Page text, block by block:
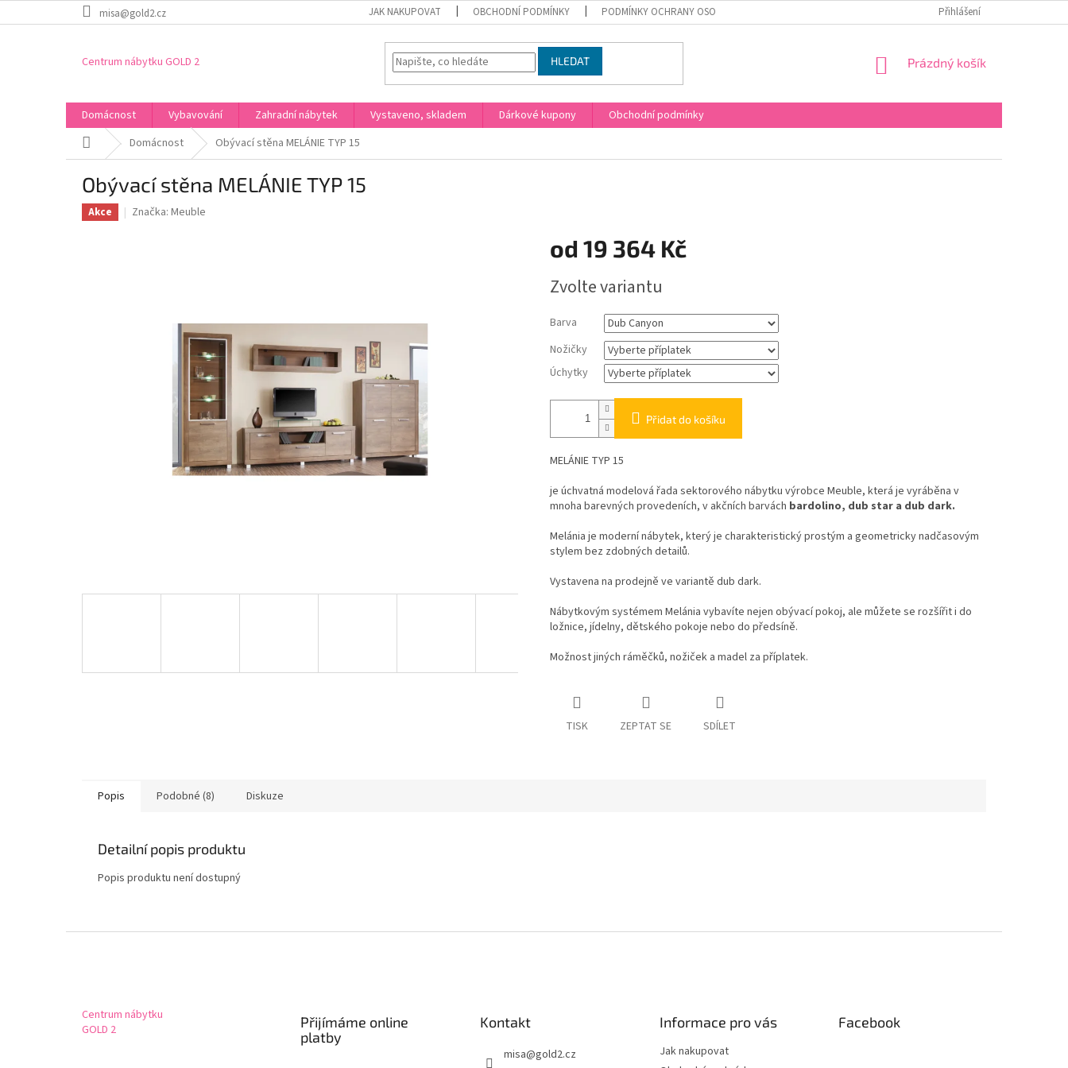
na
misa@gold2.cz JAK NAKUPOVAT OBCHODNÍ PODMÍNKY PODMÍNKY OCHRANY OSOBNÍCH ÚDAJŮ Přihlášení
Centrum nábytku GOLD 2 HLEDAT
NÁKUPNÍ
Prázdný košík
Domácnost Vybavování Zahradní nábytek Vystaveno, skladem Dárkové kupony
Obchodní podmínky
Domů Domácnost Obývací stěna MELÁNIE TYP 15
Obývací stěna MELÁNIE TYP 15
Akce Značka: Meuble
od 19 364 Kč
cena:
Zvolte variantu
Barva
Nožičky
Úchytky
Přidat do košíku
MELÁNIE TYP 15
je úchvatná modelová řada sektorového nábytku výrobce Meuble, která je vyráběna v
mnoha barevných provedeních, v akčních barvách bardolino, dub star a dub dark.
Melánia je moderní nábytek, který je charakteristický prostým a geometricky nadčasovým
stylem bez zdobných detailů.
Vystavena na prodejně ve variantě dub dark.
Nábytkovým systémem Melánia vybavíte nejen obývací pokoj, ale můžete se rozšířit i do
ložnice, jídelny, dětského pokoje nebo do předsíně.
Možnost jiných ráměčků, nožiček a madel za příplatek.
TISK ZEPTAT SE SDÍLET
Popis Podobné (8) Diskuze
Detailní popis produktu
Popis produktu není dostupný
Centrum nábytku
GOLD 2
Přijímáme online
platby
Kontakt
misa@gold2.cz
Informace pro vás
Jak nakupovat
Facebook